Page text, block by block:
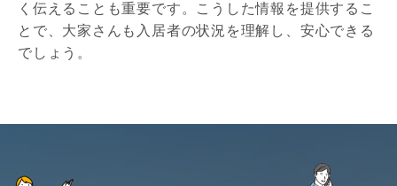
く伝えることも重要です。こうした情報を提供するこ
とで、大家さんも入居者の状況を理解し、安心できる
でしょう。